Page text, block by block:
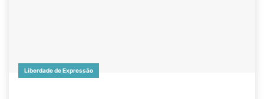
Liberdade de Expressão